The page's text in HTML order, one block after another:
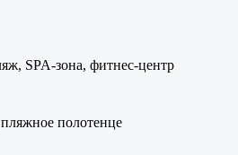
SPA-зона, фитнес-центр
полотенце